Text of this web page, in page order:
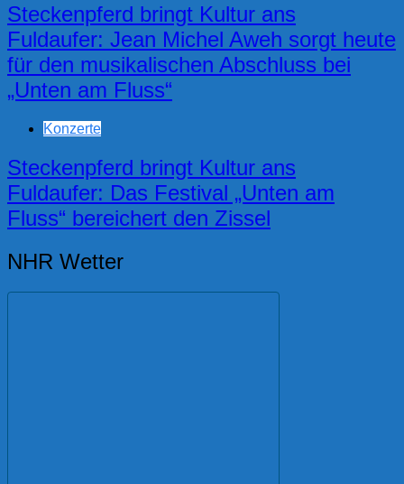
Steckenpferd bringt Kultur ans
Fuldaufer: Jean Michel Aweh sorgt heute
für den musikalischen Abschluss bei
„Unten am Fluss“
Konzerte
Steckenpferd bringt Kultur ans
Fuldaufer: Das Festival „Unten am
Fluss“ bereichert den Zissel
NHR Wetter